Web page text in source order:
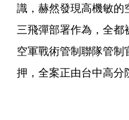
識，赫然發現高機敏
三飛彈部署作為，全
空軍戰術管制聯隊管制
押，全案正由台中高分